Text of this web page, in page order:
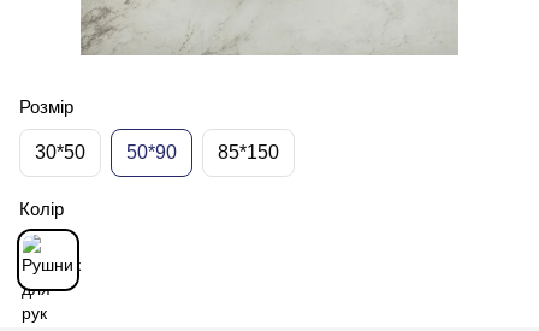
Розмір
30*50 50*90 85*150
Колір